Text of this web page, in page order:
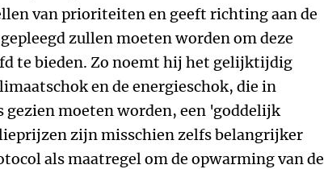
van prioriteiten en geeft richting aan de
zullen moeten worden om deze
te bieden. Zo noemt hij het gelijktijdig
en de energieschok, die in
gezien moeten worden, een 'goddelijk
zijn misschien zelfs belangrijker
als maatregel om de opwarming van de